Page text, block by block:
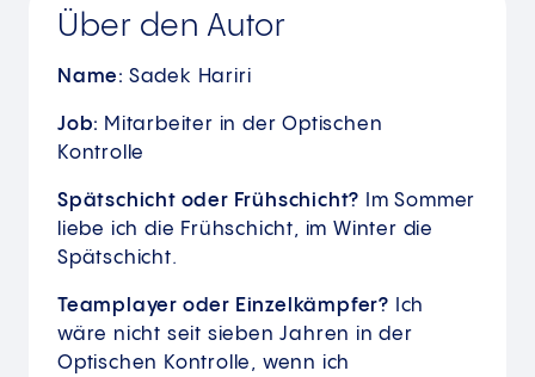
Über den Autor
Name: Sadek Hariri
Job: Mitarbeiter in der Optischen
Kontrolle
Spätschicht oder Frühschicht? Im Sommer
liebe ich die Frühschicht, im Winter die
Spätschicht.
Teamplayer oder Einzelkämpfer? Ich
wäre nicht seit sieben Jahren in der
Optischen Kontrolle, wenn ich